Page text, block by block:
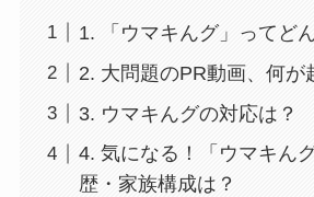
1. 「ウマキんグ」ってど
2. 大問題のPR動画、何が
3. ウマキんグの対応は？
4. 気になる！「ウマキん
歴・家族構成は？